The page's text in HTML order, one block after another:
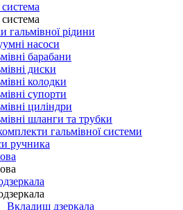
гальмівної рідини
насоси
барабани
диски
колодки
супорти
циліндри
шланги та трубки
гальмівної системи
ручника
Вкладиш дзеркала